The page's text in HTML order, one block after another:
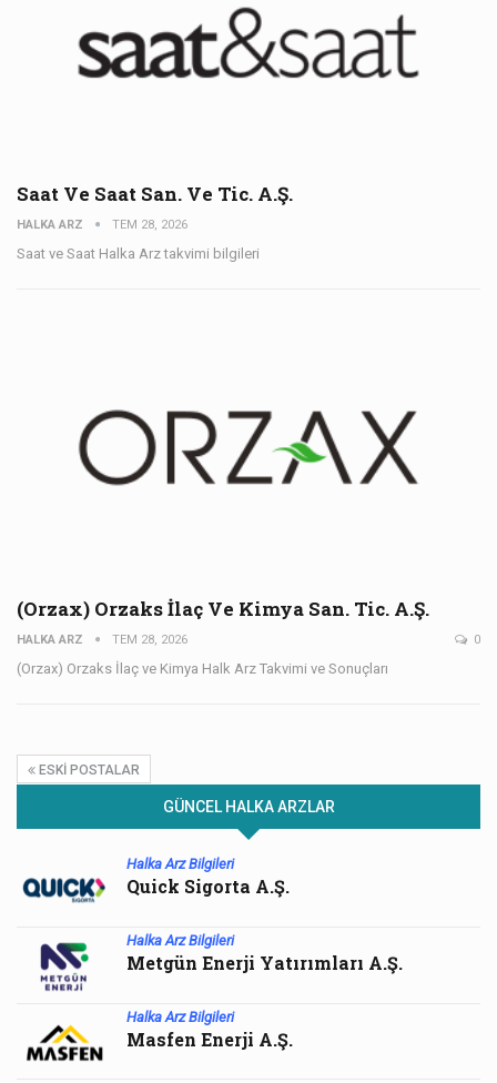
Saat Ve Saat San. Ve Tic. A.Ş.
HALKA ARZ TEM 28, 2026
Saat ve Saat Halka Arz takvimi bilgileri
(Orzax) Orzaks İlaç Ve Kimya San. Tic. A.Ş.
HALKA ARZ TEM 28, 2026 0
(Orzax) Orzaks İlaç ve Kimya Halk Arz Takvimi ve Sonuçları
ESKI POSTALAR
GÜNCEL HALKA ARZLAR
Halka Arz Bilgileri
Quick Sigorta A.Ş.
Halka Arz Bilgileri
Metgün Enerji Yatırımları A.Ş.
Halka Arz Bilgileri
Masfen Enerji A.Ş.